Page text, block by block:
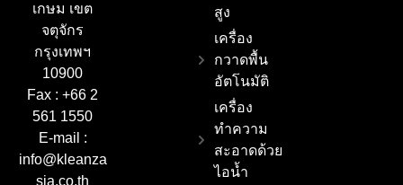
เกษม เขต
จตุจักร
กรุงเทพฯ
10900
Fax : +66 2
561 1550
E-mail :
info@kleanza
sia.co.th
สูง
เครื่อง
กวาดพื้น
อัตโนมัติ
เครื่อง
ทำความ
สะอาดด้วย
ไอน้ำ